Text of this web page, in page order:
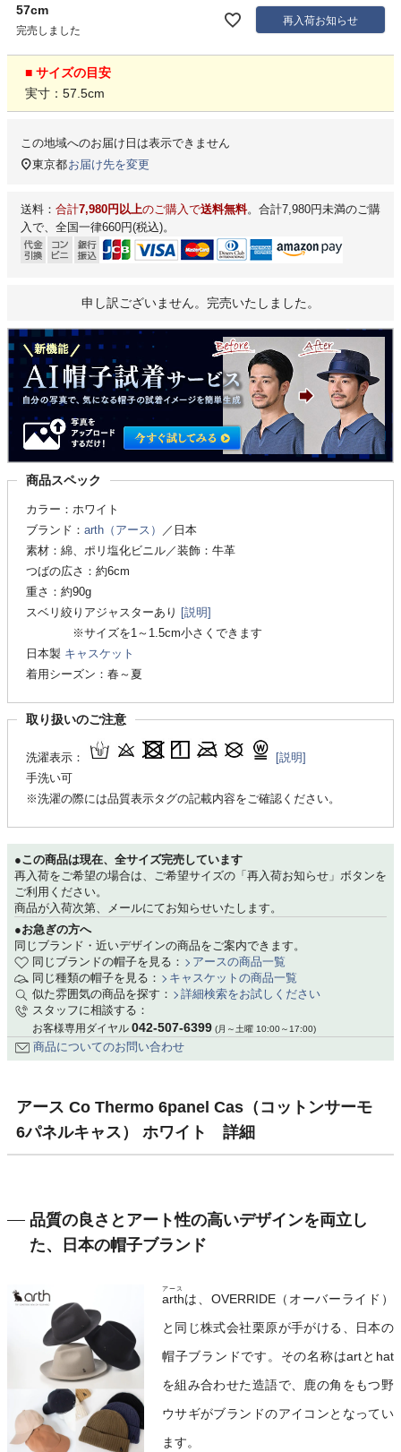
57cm
完売しました
再入荷お知らせ
■ サイズの目安
実寸：57.5cm
この地域へのお届け日は表示できません
東京都お届け先を変更
送料： 合計7,980円以上のご購入で送料無料。合計7,980円未満のご購
入で、全国一律660円(税込)。
申し訳ございません。完売いたしました。
商品スペック
カラー：ホワイト
ブランド： arth（アース）
／日本
素材：綿、ポリ塩化ビニル／装飾：牛革
つばの広さ：約6cm
重さ：約90g
スベリ絞りアジャスターあり [説明]
※サイズを1～1.5cm小さくできます
日本製 キャスケット
着用シーズン：春～夏
取り扱いのご注意
洗濯表示：
[説明]
手洗い可
※洗濯の際には品質表示タグの記載内容をご確認ください。
●この商品は現在、全サイズ完売しています
再入荷をご希望の場合は、ご希望サイズの「再入荷お知らせ」ボタンを
ご利用ください。
商品が入荷次第、メールにてお知らせいたします。
●お急ぎの方へ
同じブランド・近いデザインの商品をご案内できます。
同じブランドの帽子を見る：
アースの商品一覧
同じ種類の帽子を見る：
キャスケットの商品一覧
似た雰囲気の商品を探す：
詳細検索をお試しください
スタッフに相談する：
お客様専用ダイヤル 042-507-6399 (月～土曜 10:00～17:00)
商品についてのお問い合わせ
アース Co Thermo 6panel Cas（コットンサーモ
6パネルキャス） ホワイト 詳細
品質の良さとアート性の高いデザインを両立し
た、日本の帽子ブランド
arth
アース
は、OVERRIDE（オーバーライド）
と同じ株式会社栗原が手がける、日本の
帽子ブランドです。その名称はartとhat
を組み合わせた造語で、鹿の角をもつ野
ウサギがブランドのアイコンとなってい
ます。